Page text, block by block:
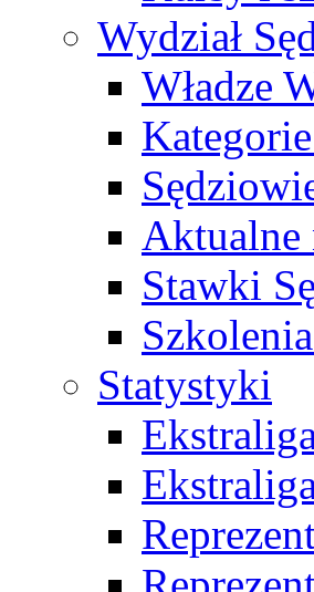
Wydział
Władze
Aktualne
Stawki
Statystyki